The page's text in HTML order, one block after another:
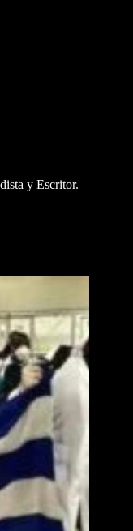
y Escritor.